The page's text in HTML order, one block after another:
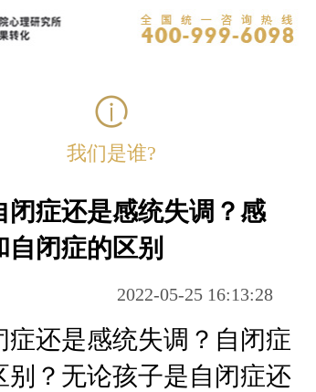
我们是谁?
闭症还是感统失调？感
自闭症的区别
2022-05-25 16:13:28
还是感统失调？自闭症
？无论孩子是自闭症还